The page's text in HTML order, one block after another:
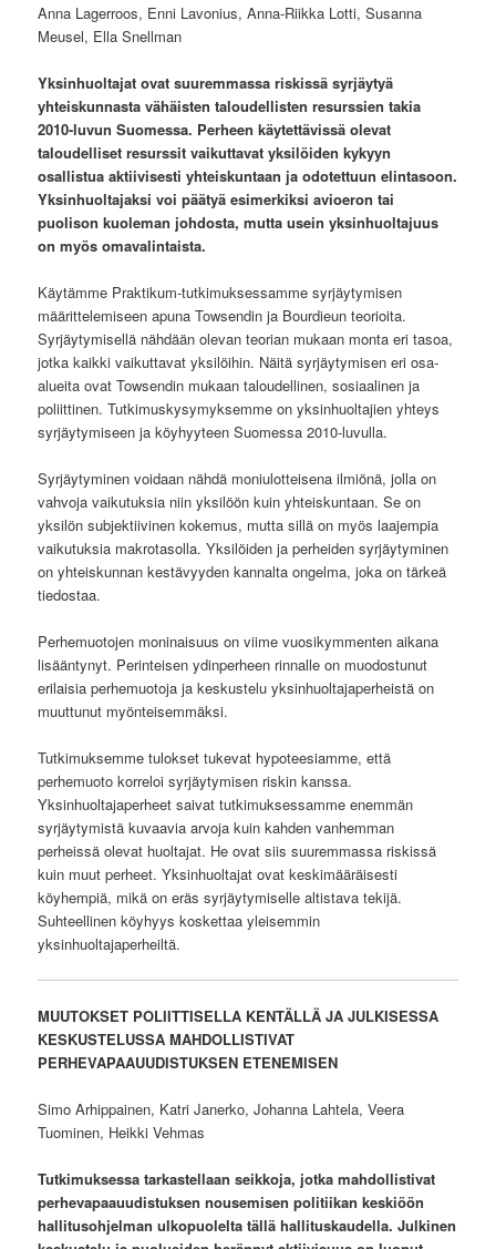
Anna Lagerroos, Enni Lavonius, Anna-Riikka Lotti, Susanna
Meusel, Ella Snellman
Yksinhuoltajat ovat suuremmassa riskissä syrjäytyä
yhteiskunnasta vähäisten taloudellisten resurssien takia
2010-luvun Suomessa. Perheen käytettävissä olevat
taloudelliset resurssit vaikuttavat yksilöiden kykyyn
osallistua aktiivisesti yhteiskuntaan ja odotettuun elintasoon.
Yksinhuoltajaksi voi päätyä esimerkiksi avioeron tai
puolison kuoleman johdosta, mutta usein yksinhuoltajuus
on myös omavalintaista.
Käytämme Praktikum-tutkimuksessamme syrjäytymisen
määrittelemiseen apuna Towsendin ja Bourdieun teorioita.
Syrjäytymisellä nähdään olevan teorian mukaan monta eri tasoa,
jotka kaikki vaikuttavat yksilöihin. Näitä syrjäytymisen eri osa-
alueita ovat Towsendin mukaan taloudellinen, sosiaalinen ja
poliittinen. Tutkimuskysymyksemme on yksinhuoltajien yhteys
syrjäytymiseen ja köyhyyteen Suomessa 2010-luvulla.
Syrjäytyminen voidaan nähdä moniulotteisena ilmiönä, jolla on
vahvoja vaikutuksia niin yksilöön kuin yhteiskuntaan. Se on
yksilön subjektiivinen kokemus, mutta sillä on myös laajempia
vaikutuksia makrotasolla. Yksilöiden ja perheiden syrjäytyminen
on yhteiskunnan kestävyyden kannalta ongelma, joka on tärkeä
tiedostaa.
Perhemuotojen moninaisuus on viime vuosikymmenten aikana
lisääntynyt. Perinteisen ydinperheen rinnalle on muodostunut
erilaisia perhemuotoja ja keskustelu yksinhuoltajaperheistä on
muuttunut myönteisemmäksi.
Tutkimuksemme tulokset tukevat hypoteesiamme, että
perhemuoto korreloi syrjäytymisen riskin kanssa.
Yksinhuoltajaperheet saivat tutkimuksessamme enemmän
syrjäytymistä kuvaavia arvoja kuin kahden vanhemman
perheissä olevat huoltajat. He ovat siis suuremmassa riskissä
kuin muut perheet. Yksinhuoltajat ovat keskimääräisesti
köyhempiä, mikä on eräs syrjäytymiselle altistava tekijä.
Suhteellinen köyhyys koskettaa yleisemmin
yksinhuoltajaperheiltä.
MUUTOKSET POLIITTISELLA KENTÄLLÄ JA JULKISESSA
KESKUSTELUSSA MAHDOLLISTIVAT
PERHEVAPAAUUDISTUKSEN ETENEMISEN
Simo Arhippainen, Katri Janerko, Johanna Lahtela, Veera
Tuominen, Heikki Vehmas
Tutkimuksessa tarkastellaan seikkoja, jotka mahdollistivat
perhevapaauudistuksen nousemisen politiikan keskiöön
hallitusohjelman ulkopuolelta tällä hallituskaudella. Julkinen